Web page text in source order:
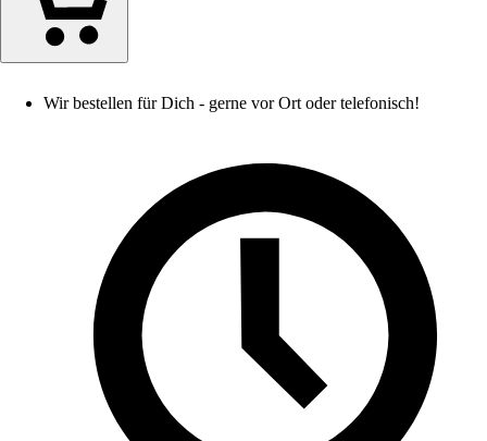
Wir bestellen für Dich - gerne vor Ort oder telefonisch!